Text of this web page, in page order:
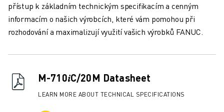
PLÁNY SPOLEČNOSTI FANUC
VZDÁLENÁ TECHNICKÁ PODPORA
NÁSTROJE DIGITÁLNÍCH SLUŽEB
E-OBCHOD
přístup k základním technickým specifikacím a cenným
informacím o našich výrobcích, které vám pomohou při
rozhodování a maximalizují využití vašich výrobků FANUC.
M-710𝑖C/20M Datasheet
LEARN MORE ABOUT TECHNICAL SPECIFICATIONS